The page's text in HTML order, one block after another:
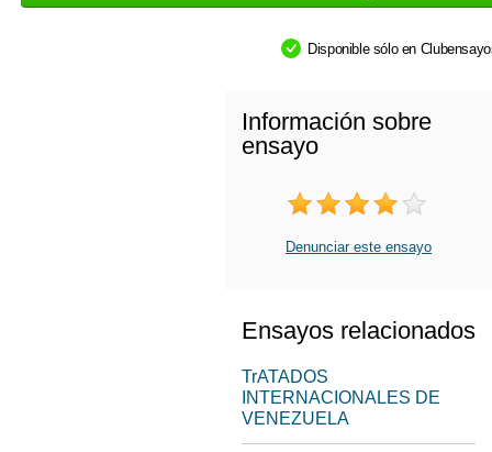
Disponible sólo en
Información sobre
ensayo
Denunciar este ensayo
Ensayos relacionados
TrATADOS
INTERNACIONALES DE
VENEZUELA